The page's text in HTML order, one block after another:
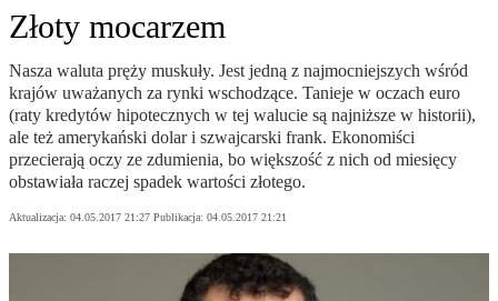
Złoty mocarzem
Nasza waluta pręży muskuły. Jest jedną z najmocniejszych wśród
krajów uważanych za rynki wschodzące. Tanieje w oczach euro
(raty kredytów hipotecznych w tej walucie są najniższe w historii),
ale też amerykański dolar i szwajcarski frank. Ekonomiści
przecierają oczy ze zdumienia, bo większość z nich od miesięcy
obstawiała raczej spadek wartości złotego.
Aktualizacja: 04.05.2017 21:27 Publikacja: 04.05.2017 21:21